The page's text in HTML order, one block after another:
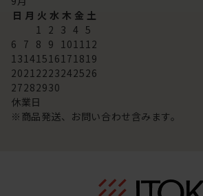
日 月 火 水 木 金 土
1 2 3 4 5
6 7 8 9 101112
13141516171819
20212223242526
27282930
休業日
※商品発送、お問い合わせ含みます。